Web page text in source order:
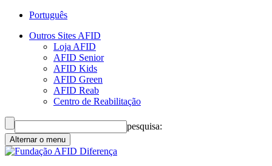
Português
Outros Sites AFID
Loja AFID
AFID Senior
AFID Kids
AFID Green
AFID Reab
Centro de Reabilitação
pesquisa:
Alternar o menu